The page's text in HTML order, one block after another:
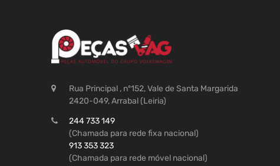
Rua Principal , nº152, Vale de Santa Margarida
2420-049, Arrabal (Leiria)
244 733 149
(Chamada para rede fixa nacional)
913 353 323
(Chamada para rede móvel nacional)